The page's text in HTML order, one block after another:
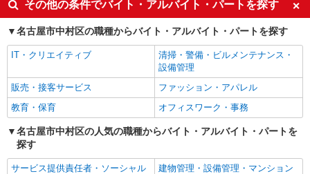
［正社員化実績あり］気楽に進められるルーテ
ィンwork★商社でコツコツ事務
時給1600円 【月収例】時給1600円×8時間×月
21日＝268,800円
愛知県名古屋市中村区／最寄駅：名古屋駅、名
鉄名古屋駅 ※桜通線・名鉄・近鉄・あおなみ線
からもアクセス◎
キープ 詳細を見る
社会保険あり
その他の条件でバイト・アルバイト・パートを探す
名古屋市中村区の職種からバイト・アルバイト・パートを探す
IT・クリエイティブ
清掃・警備・ビルメンテナンス・
設備管理
販売・接客サービス
ファッション・アパレル
教育・保育
オフィスワーク・事務
名古屋市中村区の人気の職種からバイト・アルバイト・パートを
探す
サービス提供責任者・ソーシャル
建物管理・設備管理・マンション